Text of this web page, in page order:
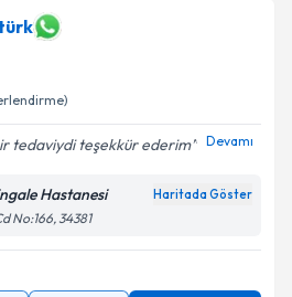
tedaviydi teşekkür ederim Devamı
Hastanesi Haritada Göster
No:166, 34381